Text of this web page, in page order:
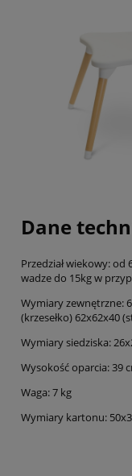
Dane
Przedział wiekowy: od
wadze do 15kg w
Wymiary zewnętrzne:
(krzesełko) 62x62x40
Wymiary siedziska:
Wysokość oparcia: 39
Waga: 7 kg
Wymiary kartonu: